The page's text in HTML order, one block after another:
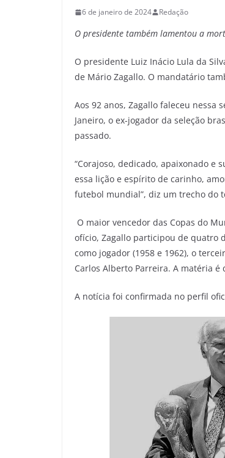
6 de janeiro de 2024 Redação
O presidente também lamentou a
O presidente Luiz Inácio Lula da
de Mário Zagallo. O mandatário
Aos 92 anos, Zagallo faleceu nessa
Janeiro, o ex-jogador da seleção
passado.
“Corajoso, dedicado, apaixonado e
essa lição e espírito de carinho,
futebol mundial”, diz um trecho do
O maior vencedor das Copas do
ofício, Zagallo participou de quatro
como jogador (1958 e 1962), o
Carlos Alberto Parreira. A matéria é
A notícia foi confirmada no perfil